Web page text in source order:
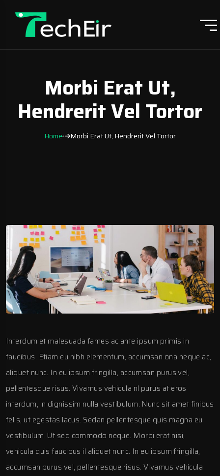
Morbi Erat Ut,
Hendrerit Vel Tortor
Home Morbi Erat Ut, Hendrerit Vel Tortor
Interdum et malesuada fames ac ante ipsum primis in
faucibus. Etiam eu nibh elementum, accumsan ona neque ac,
aliquet nunc. In eu ipsum fringilla, accumsan purus vel,
pellentesque risus. Vivamus vehicula nl purus at eros
interdum, in dignissim nulla vestibulum. Nunc sit amet finibus
felis, ut egestas lacus. Sedan pellentesque quis magna eu
vestibulum. Ut sed commodo neque. Morbi erat nisi,
vehicula quis faucibus il aliquet nunc. In eu ipsum fringilla,
accumsan purus vel, pellentesque risus. Vivamus vehicula